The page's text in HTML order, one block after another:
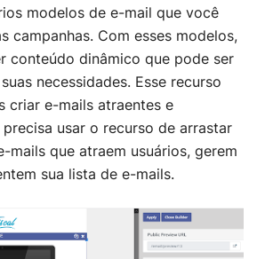
modelos de e-mail que você
campanhas. Com esses modelos,
conteúdo dinâmico que pode ser
necessidades. Esse recurso
criar e-mails atraentes e
usar o recurso de arrastar
mails que atraem usuários, gerem
sua lista de e-mails.